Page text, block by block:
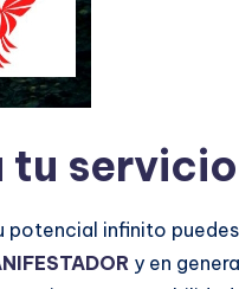
tu
potencial infinito
y en